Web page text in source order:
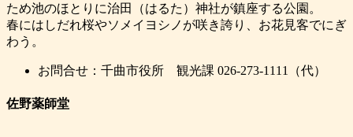
ため池のほとりに治田（はるた）神社が鎮座する公園。
春にはしだれ桜やソメイヨシノが咲き誇り、お花見客でにぎ
わう。
お問合せ：千曲市役所 観光課 026-273-1111（代）
佐野薬師堂